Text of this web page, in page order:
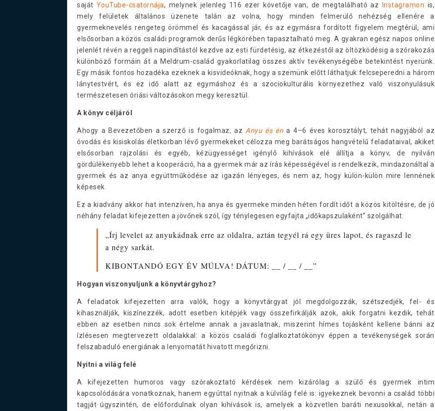
saját YouTube-csatornája, melynek jelenleg 116 ezer követője van, de megtalálható az Instagramon is,
mely felületek általános üzenete talán az volna, hogy minden felmerülő nehézség ellenére a
gyermeknevelés rengeteg örömmel és kacagással jár, és az egymásra fordított figyelem megtérül, ami
elsősorban a közös családi programok derűs légkörében tapasztalható meg. A gyakran egész napos online
jelenlét révén a reggeli napindítástól kezdve az esti fürdetésig, az étkezéstől az öltözködésig a szórakozás
különböző formáin át a Meldrum-család gyakorlatilag összes aktív tevékenységébe betekintést nyerünk.
Egy másik fontos hozadéka ezeknek a kisvideóknak, hogy a szemünk előtt láthatjuk felcseperedni a három
lánytestvért, és ez idő alatt az egymáshoz és a szociokulturális környezethez való viszonyulásuk
természetesen óriási változásokon megy keresztül.
A könyv céljáról
Ahogy a Bevezetőben a szerző is fogalmaz, az Anyu és én a 4–6 éves korosztályt, tehát nagyjából az
óvodás és kisiskolás életkorban lévő gyermekeket célozza meg barátságos hangvételű feladataival, akiket
elsősorban rajzolási és egyéb, kézügyességet igénylő kihívások elé állítja a könyv, de nyilván
gördülékenyebb lehet a kooperáció, ha a gyermek már az írás képességével is rendelkezik, mindazonáltal a
gyermek és az anya együttműködése az igazán lényeges, és nem az, hogy külön-külön mire lennének
képesek.
Ez a kiadvány akkor hat intenzíven, ha anya és gyermeke minden héten fordít időt a közös kitöltésre, de jó
néhány feladat kifejezetten a jövőnek szól, így ténylegesen egyfajta „időkapszulaként” szolgálhat:
„Írj levelet az anyukádnak erre az oldalra, aztán tegyél rá egy üres lapot, és ragaszd le
a négy sarkát.
KIBONTANDÓ EGY ÉV MÚLVA! DÁTUM: __ / __ / __”
Hogyan viszonyuljunk a könyvtárgyhoz?
A feladatok kifejezetten arra valók, hogy a könyvtárgyat jól megdolgozzák, szétszedjék, fel- és
kihasználják, kiszínezzék, adott esetben kitépjék vagy összefirkálják azok, akik forgatni kezdik, tehát
ebben az esetben nincs sok értelme annak a javaslatnak, miszerint hímes tojásként kellene bánni az
ízlésesen megtervezett oldalakkal: a közös családi foglalkoztatókönyv éppen a tevékenységek során
felszabaduló energiának a lenyomatát hivatott megőrizni.
Nyitni a világ felé
A kifejezetten humoros vagy szórakoztató kérdések nem kizárólag a szülő és gyermek intim
kapcsolódására vonatkoznak, hanem egyúttal nyitnak a külvilág felé is: igyekeznek bevonni a család többi
tagját úgyszintén, de előfordulnak olyan kihívások is, amelyek a közvetlen baráti nexusokkal, netán a